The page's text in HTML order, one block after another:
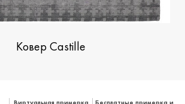
Ковер Castille